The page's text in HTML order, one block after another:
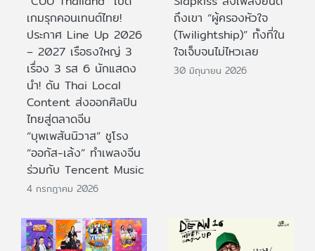
เกมรุกคอนเทนต์ไทย!
ประกาศ Line Up 2026
– 2027 เรือธงใหญ่ 3
เรื่อง 3 รส 6 นักแสดง
นำ! ดัน Thai Local
Content ส่งออกศิลปิน
ไทยสู่ตลาดจีน
“บุพเพสันนิวาส” ชูโรง
“ออกัส-เล้ง” ทำเพลงจีน
ร่วมกับ Tencent Music
4 กรกฎาคม 2026
ถึงเขา “ผู้ครองหัวใจ
(Twilightship)” ทั้งที่ใน
ใจเจ็บจนไม่ไหวเลย
30 มิถุนายน 2026